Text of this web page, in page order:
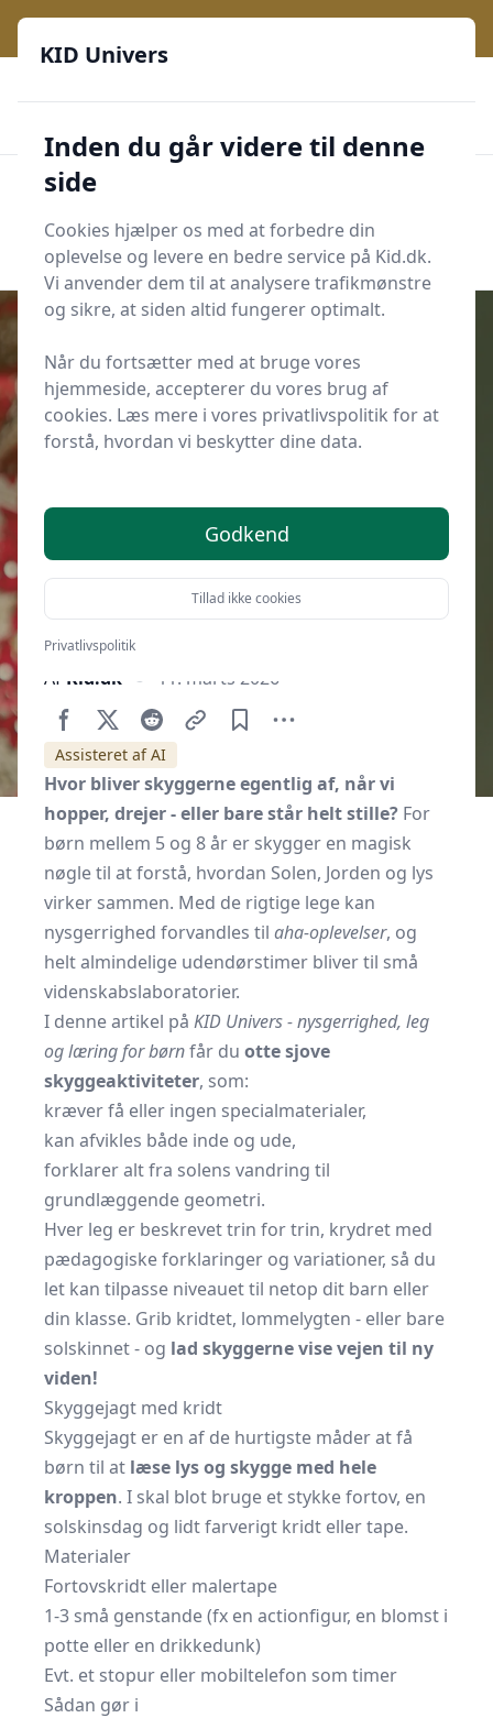
Start søgning
Start søgning
Udgivet iLeg og Læring
8 skyggeleger, der forklarer sol og
skygge (5-8 år)
Af Kid.dk 11. marts 2026
Assisteret af AI
Hvor bliver skyggerne egentlig af, når vi
hopper, drejer - eller bare står helt stille? For
børn mellem 5 og 8 år er skygger en magisk
nøgle til at forstå, hvordan Solen, Jorden og lys
virker sammen. Med de rigtige lege kan
nysgerrighed forvandles til aha-oplevelser, og
helt almindelige udendørstimer bliver til små
videnskabslaboratorier.
I denne artikel på KID Univers - nysgerrighed, leg
og læring for børnfår du otte sjove
skyggeaktiviteter, som:
kræver få eller ingen specialmaterialer,
kan afvikles både inde og ude,
forklarer alt fra solens vandring til
grundlæggende geometri.
Hver leg er beskrevet trin for trin, krydret med
pædagogiske forklaringer og variationer, så du
let kan tilpasse niveauet til netop dit barn eller
din klasse. Grib kridtet, lommelygten - eller bare
solskinnet - og lad skyggerne vise vejen til ny
viden!
Skyggejagt med kridt
Skyggejagt er en af de hurtigste måder at få
børn til at læse lys og skygge med hele
kroppen. I skal blot bruge et stykke fortov, en
solskinsdag og lidt farverigt kridt eller tape.
Materialer
Fortovskridt eller malertape
1-3 små genstande (fx en actionfigur, en blomst i
potte eller en drikkedunk)
Evt. et stopur eller mobiltelefon som timer
Sådan gør i
KID Univers
Inden du går videre til denne
side
Cookies hjælper os med at forbedre din
oplevelse og levere en bedre service på Kid.dk.
Vi anvender dem til at analysere trafikmønstre
og sikre, at siden altid fungerer optimalt.
Når du fortsætter med at bruge vores
hjemmeside, accepterer du vores brug af
cookies. Læs mere i vores privatlivspolitik for at
forstå, hvordan vi beskytter dine data.
Godkend
Tillad ikke cookies
Privatlivspolitik